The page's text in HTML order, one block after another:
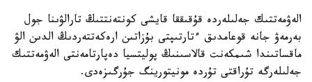
الەۋمەتتىك جەلىلەردە قۇقىققا قايشى كونتەنتتىڭ تارالۋىنا جول
بەرمەۋ جانە قوعامدىق ءتارتىپتى بۇزاتىن ارەكەتتەردىڭ الدىن الۋ
ماقساتىندا شىمكەنت قالاسىنىڭ پوليتسيا دەپارتامەنتى الەۋمەتتىك
جەلىلەرگە تۇراقتى تۇردە مونيتورينگ جۇرگىزەدى.